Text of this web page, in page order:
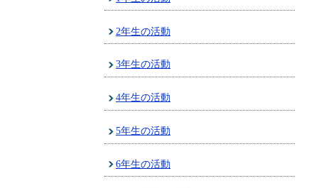
2年生の活動
3年生の活動
4年生の活動
5年生の活動
6年生の活動